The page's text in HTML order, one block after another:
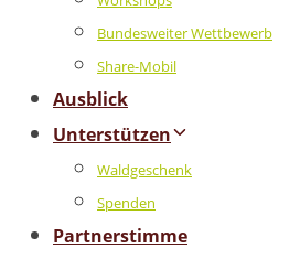
Bundesweiter Wettbewerb
Share-Mobil
Ausblick
Unterstützen
Waldgeschenk
Spenden
Partnerstimme